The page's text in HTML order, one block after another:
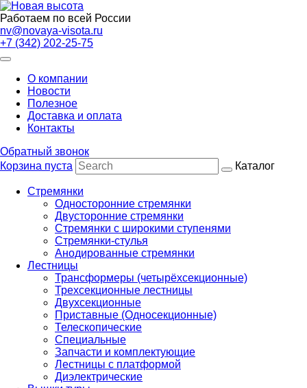
Работаем по всей России
nv@novaya-visota.ru
+7 (342) 202-25-75
О компании
Новости
Полезное
Доставка и оплата
Контакты
Обратный звонок
Корзина пуста
Каталог
Стремянки
Односторонние стремянки
Двусторонние стремянки
Стремянки с широкими ступенями
Стремянки-стулья
Анодированные стремянки
Лестницы
Трансформеры (четырёхсекционные)
Трехсекционные лестницы
Двухсекционные
Приставные (Односекционные)
Телескопические
Специальные
Запчасти и комплектующие
Лестницы с платформой
Диэлектрические